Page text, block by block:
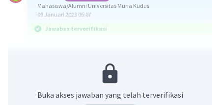
Mahasiswa/Alumni Universitas Muria Kudus
09 Januari 2023 06:07
Jawaban terverifikasi
berotasi apabila terjadi perubahan harga salah
Yuk simak pembahasan berikut.
Buka akses jawaban yang telah terverifikasi